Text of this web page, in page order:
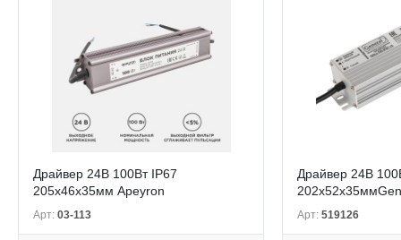
Драйвер 24В 100Вт IP67
205х46х35мм Apeyron
Арт: 03-113
Драйвер 24В
Арт: 519126